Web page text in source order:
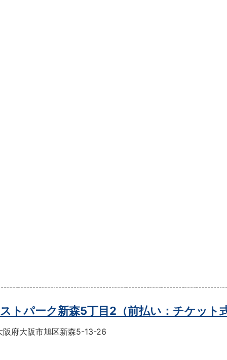
ストパーク新森5丁目2（前払い：チケット
阪府大阪市旭区新森5-13-26